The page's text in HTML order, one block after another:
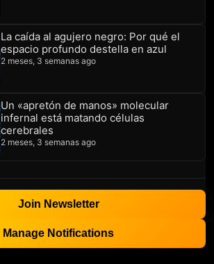
La caída al agujero negro: Por qué el
espacio profundo destella en azul
2 meses, 3 semanas ago
Un «apretón de manos» molecular
infernal está matando células
cerebrales
2 meses, 3 semanas ago
Join Newsletter
Manage Notifications